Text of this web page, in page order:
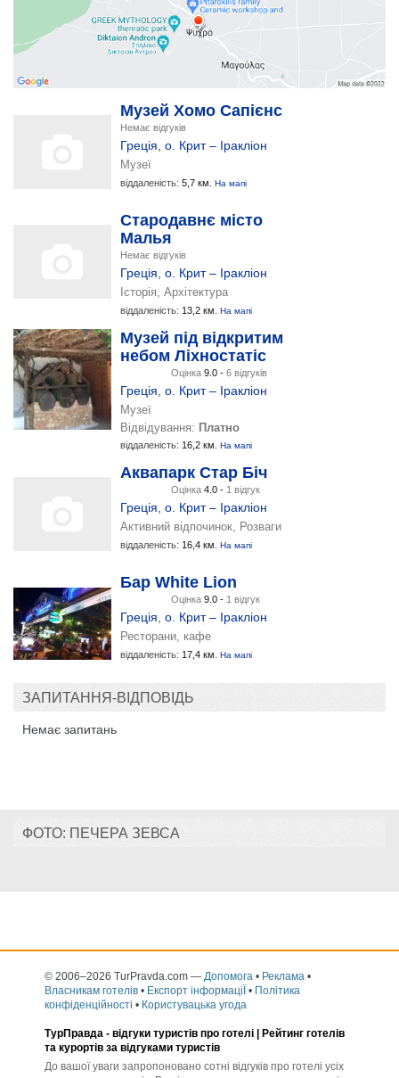
Музей Хомо Сапієнс
Немає відгуків
Греція о. Крит – Іракліон
Музеї
віддаленість: 5,7 км. На мапі
Стародавнє місто
Малья
Немає відгуків
Греція о. Крит – Іракліон
Історія, Архітектура
віддаленість: 13,2 км. На мапі
Музей під відкритим
небом Ліхностатіс
Оцінка 9.0 - 6 відгуків
Греція о. Крит – Іракліон
Музеї
Відвідування: Платно
віддаленість: 16,2 км. На мапі
Аквапарк Стар Біч
Оцінка 4.0 - 1 відгук
Греція о. Крит – Іракліон
Активний відпочинок, Розваги
віддаленість: 16,4 км. На мапі
Бар White Lion
Оцінка 9.0 - 1 відгук
Греція о. Крит – Іракліон
Ресторани, кафе
віддаленість: 17,4 км. На мапі
ЗАПИТАННЯ-ВІДПОВІДЬ
Немає запитань
ФОТО: ПЕЧЕРА ЗЕВСА
© 2006–2026 TurPravda.com — Допомога • Реклама •
Власникам готелів • Експорт інформаціЇ • Політика
конфіденційності • Користувацька угода
ТурПравда - відгуки туристів про готелі | Рейтинг готелів
та курортів за відгуками туристів
До вашої уваги запропоновано сотні відгуків про готелі усіх